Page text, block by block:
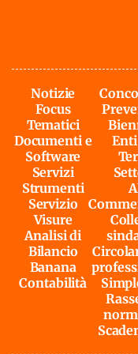
Notizie
Focus
Tematici
Documenti e
Software
Servizi
Strumenti
Servizio
Visure
Analisi di
Bilancio
Banana
Contabilità